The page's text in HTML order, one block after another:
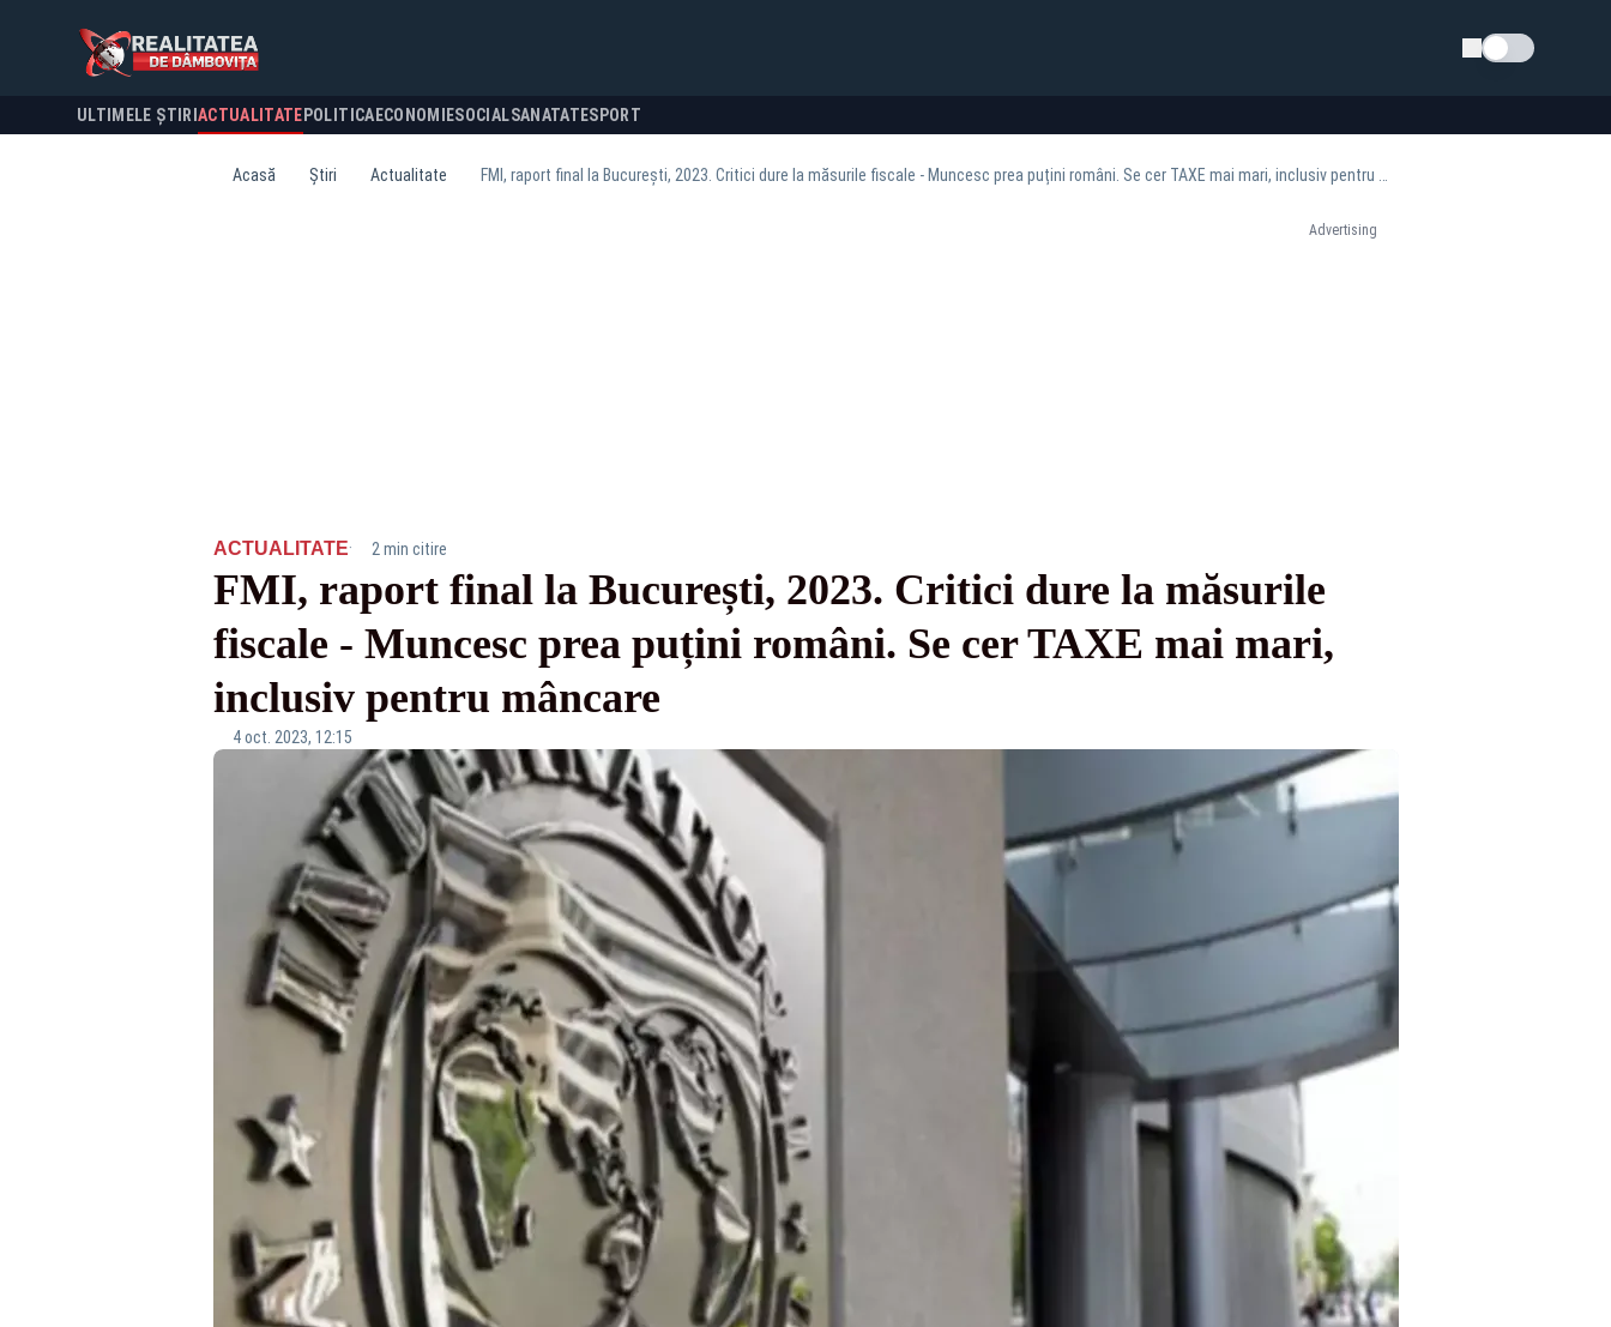
Schimba tema
ULTIMELE ȘTIRI ACTUALITATE POLITICA ECONOMIESOCIALSANATATESPORT
Acasă Știri Actualitate
Advertising
ACTUALITATE· 2 min citire
FMI, raport final la București, 2023. Critici dure la măsurile
fiscale - Muncesc prea puțini români. Se cer TAXE mai mari,
inclusiv pentru mâncare
4 oct. 2023, 12:15